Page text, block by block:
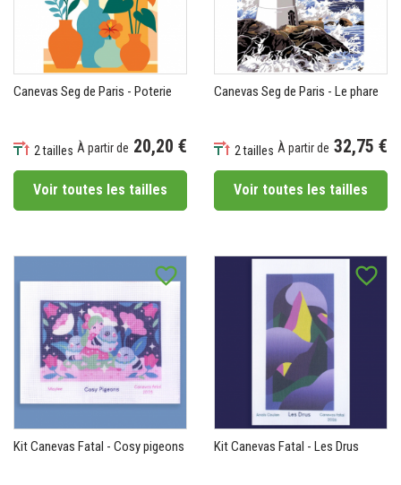
Canevas Seg de Paris - Poterie
2 tailles À partir de 20,20 €
Voir toutes les tailles
Canevas Seg de Paris - Le phare
2 tailles À partir de 32,75 €
Voir toutes les tailles
favorite_border
Kit Canevas Fatal - Cosy pigeons
favorite_border
Kit Canevas Fatal - Les Drus